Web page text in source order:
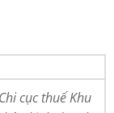
cục thuế Khu